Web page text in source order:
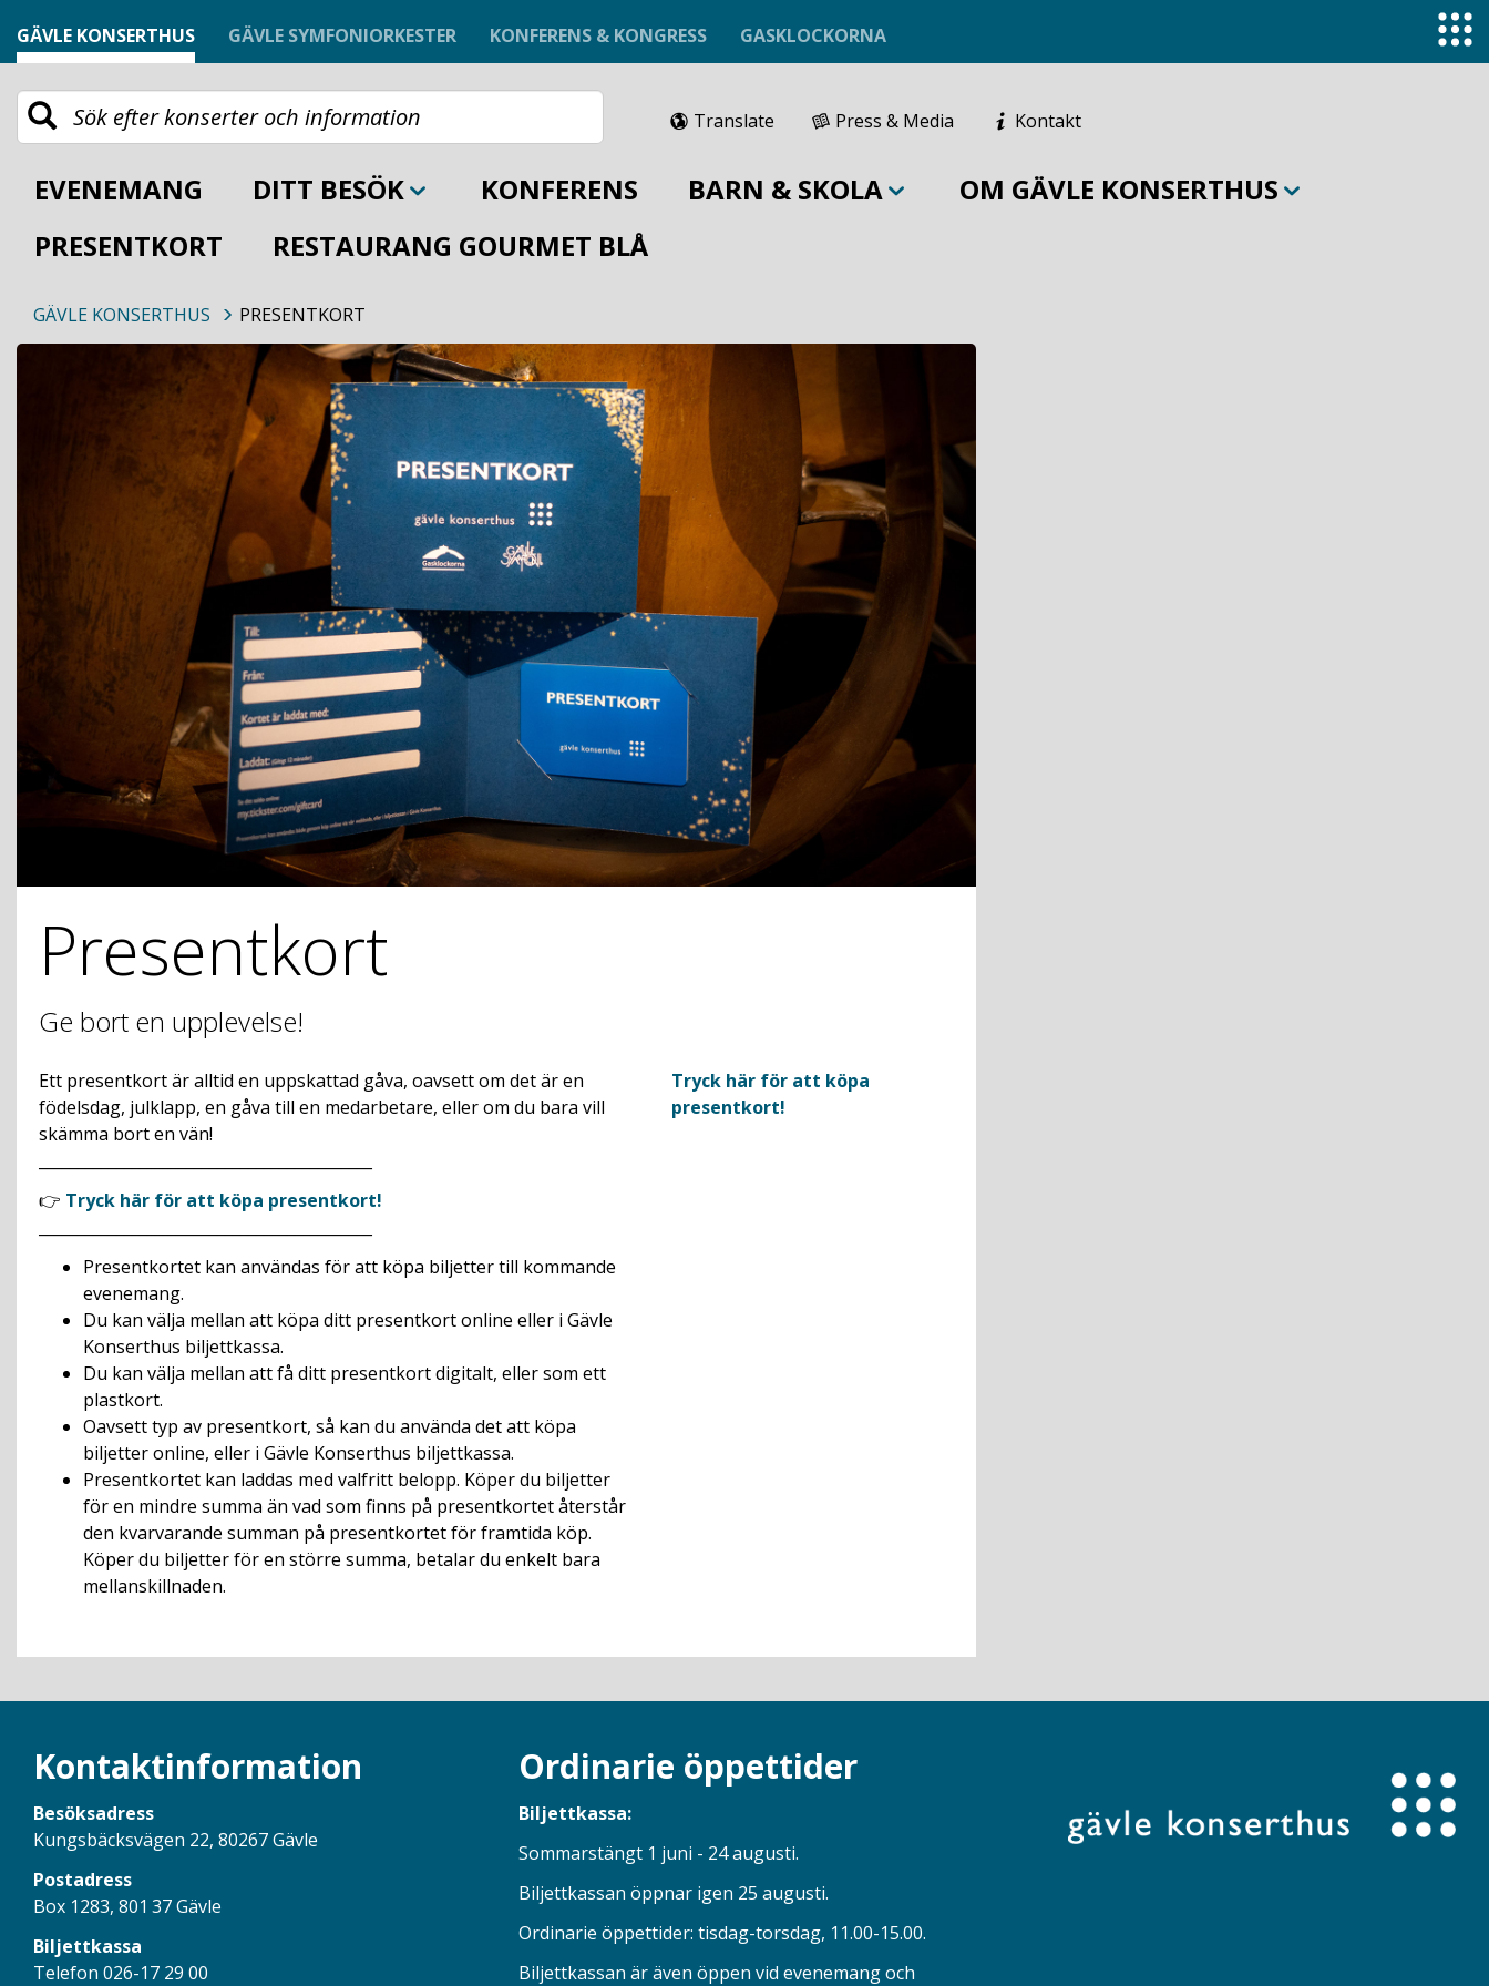
GÄVLE KONSERTHUS GÄVLE SYMFONIORKESTER KONFERENS & KONGRESS GASKLOCKORNA
Translate Press & Media Kontakt
EVENEMANG DITT BESÖK KONFERENS BARN & SKOLA
OM GÄVLE KONSERTHUS
PRESENTKORT
RESTAURANG GOURMET BLÅ
GÄVLE KONSERTHUS PRESENTKORT
Presentkort
Ge bort en upplevelse!
Ett presentkort är alltid en uppskattad gåva, oavsett om det är en
födelsdag, julklapp, en gåva till en medarbetare, eller om du bara vill
skämma bort en vän!
👉 Tryck här för att köpa presentkort!
Presentkortet kan användas för att köpa biljetter till kommande
evenemang.
Du kan välja mellan att köpa ditt presentkort online eller i Gävle
Konserthus biljettkassa.
Du kan välja mellan att få ditt presentkort digitalt, eller som ett
plastkort.
Oavsett typ av presentkort, så kan du använda det att köpa
biljetter online, eller i Gävle Konserthus biljettkassa.
Presentkortet kan laddas med valfritt belopp. Köper du biljetter
för en mindre summa än vad som finns på presentkortet återstår
den kvarvarande summan på presentkortet för framtida köp.
Köper du biljetter för en större summa, betalar du enkelt bara
mellanskillnaden.
Tryck här för att köpa
presentkort!
Kontaktinformation
Besöksadress
Kungsbäcksvägen 22, 80267 Gävle
Postadress
Box 1283, 801 37 Gävle
Biljettkassa
Telefon 026-17 29 00
Ordinarie öppettider
Biljettkassa:
Sommarstängt 1 juni - 24 augusti.
Biljettkassan öppnar igen 25 augusti.
Ordinarie öppettider: tisdag-torsdag, 11.00-15.00.
Biljettkassan är även öppen vid evenemang och